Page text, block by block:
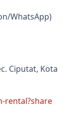
WhatsApp)
Ciputat, Kota
rental?share